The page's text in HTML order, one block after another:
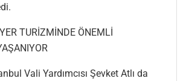
TURİZMİNDE ÖNEMLİ
Vali Yardımcısı Şevket Atlı da